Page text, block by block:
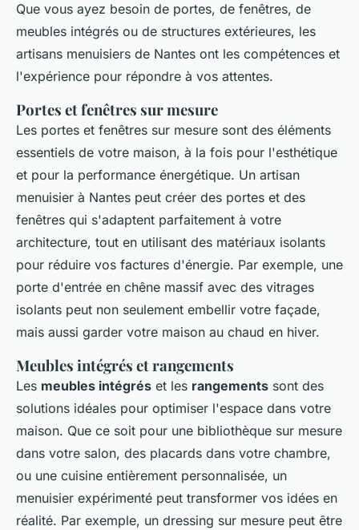
Que vous ayez besoin de portes, de fenêtres, de
meubles intégrés ou de structures extérieures, les
artisans menuisiers de Nantes ont les compétences et
l'expérience pour répondre à vos attentes.
Portes et fenêtres sur mesure
Les portes et fenêtres sur mesure sont des éléments
essentiels de votre maison, à la fois pour l'esthétique
et pour la performance énergétique. Un artisan
menuisier à Nantes peut créer des portes et des
fenêtres qui s'adaptent parfaitement à votre
architecture, tout en utilisant des matériaux isolants
pour réduire vos factures d'énergie. Par exemple, une
porte d'entrée en chêne massif avec des vitrages
isolants peut non seulement embellir votre façade,
mais aussi garder votre maison au chaud en hiver.
Meubles intégrés et rangements
Les meubles intégrés et les rangements sont des
solutions idéales pour optimiser l'espace dans votre
maison. Que ce soit pour une bibliothèque sur mesure
dans votre salon, des placards dans votre chambre,
ou une cuisine entièrement personnalisée, un
menuisier expérimenté peut transformer vos idées en
réalité. Par exemple, un dressing sur mesure peut être